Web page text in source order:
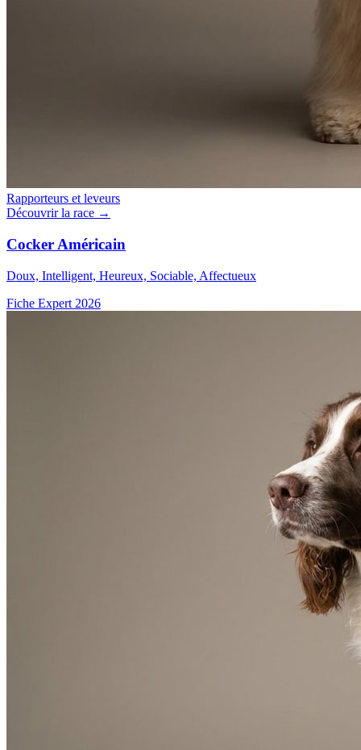
Rapporteurs et leveurs
Découvrir la race →
Cocker Américain
Doux, Intelligent, Heureux, Sociable, Affectueux
Fiche Expert 2026